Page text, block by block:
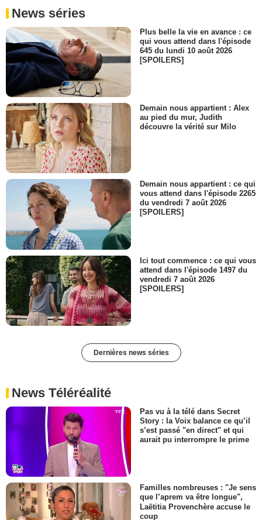
News séries
Plus belle la vie en avance : ce
qui vous attend dans l'épisode
645 du lundi 10 août 2026
[SPOILERS]
Demain nous appartient : Alex
au pied du mur, Judith
découvre la vérité sur Milo
Demain nous appartient : ce qui
vous attend dans l'épisode 2265
du vendredi 7 août 2026
[SPOILERS]
Ici tout commence : ce qui vous
attend dans l'épisode 1497 du
vendredi 7 août 2026
[SPOILERS]
Dernières news séries
News Téléréalité
Pas vu à la télé dans Secret
Story : la Voix balance ce qu’il
s’est passé "en direct" et qui
aurait pu interrompre le prime
Familles nombreuses : "Je sens
que l’aprem va être longue",
Laëtitia Provenchère accuse le
coup